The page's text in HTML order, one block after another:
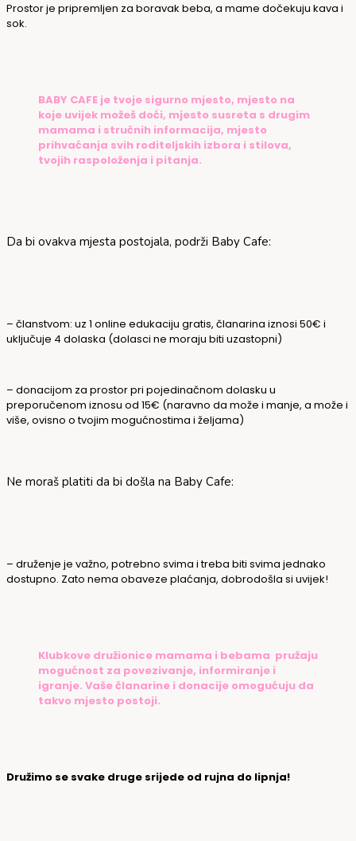
Prostor je pripremljen za boravak beba, a mame dočekuju kava i
sok.
BABY CAFE je tvoje sigurno mjesto, mjesto na
koje uvijek možeš doći, mjesto susreta s drugim
mamama i stručnih informacija, mjesto
prihvaćanja svih roditeljskih izbora i stilova,
tvojih raspoloženja i pitanja.
Da bi ovakva mjesta postojala, podrži Baby Cafe:
– članstvom: uz 1 online edukaciju gratis, članarina iznosi 50€ i
uključuje 4 dolaska (dolasci ne moraju biti uzastopni)
– donacijom za prostor pri pojedinačnom dolasku u
preporučenom iznosu od 15€ (naravno da može i manje, a može i
više, ovisno o tvojim mogućnostima i željama)
Ne moraš platiti da bi došla na Baby Cafe:
– druženje je važno, potrebno svima i treba biti svima jednako
dostupno. Zato nema obaveze plaćanja, dobrodošla si uvijek!
Klubkove družionice mamama i bebama pružaju
mogućnost za povezivanje, informiranje i
igranje. Vaše članarine i donacije omogućuju da
takvo mjesto postoji.
Družimo se svake druge srijede od rujna do lipnja!